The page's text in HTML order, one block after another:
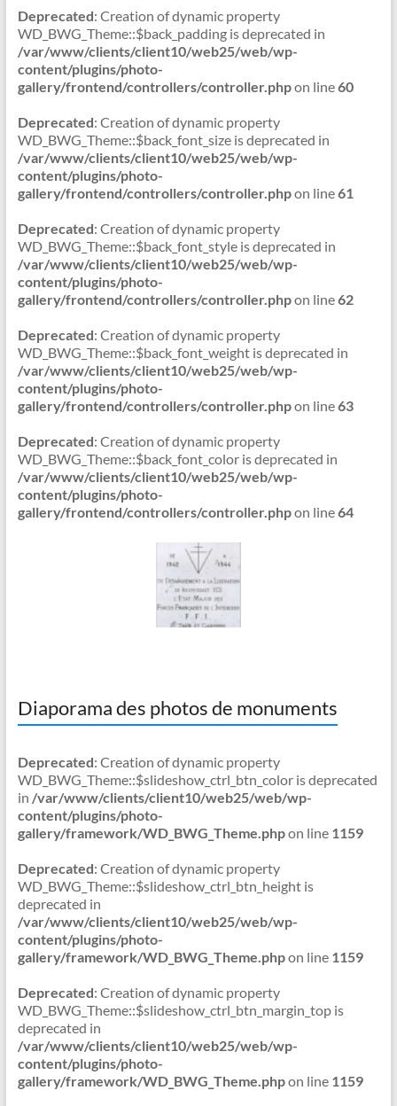
Deprecated: Creation of dynamic property
WD_BWG_Theme::$back_padding is deprecated in
/var/www/clients/client10/web25/web/wp-
content/plugins/photo-
gallery/frontend/controllers/controller.phpon line60
Deprecated: Creation of dynamic property
WD_BWG_Theme::$back_font_size is deprecated in
/var/www/clients/client10/web25/web/wp-
content/plugins/photo-
gallery/frontend/controllers/controller.phpon line61
Deprecated: Creation of dynamic property
WD_BWG_Theme::$back_font_style is deprecated in
/var/www/clients/client10/web25/web/wp-
content/plugins/photo-
gallery/frontend/controllers/controller.phpon line62
Deprecated: Creation of dynamic property
WD_BWG_Theme::$back_font_weight is deprecated in
/var/www/clients/client10/web25/web/wp-
content/plugins/photo-
gallery/frontend/controllers/controller.phpon line63
Deprecated: Creation of dynamic property
WD_BWG_Theme::$back_font_color is deprecated in
/var/www/clients/client10/web25/web/wp-
content/plugins/photo-
gallery/frontend/controllers/controller.phpon line64
Diaporama des photos de monuments
Deprecated: Creation of dynamic property
WD_BWG_Theme::$slideshow_ctrl_btn_color is deprecated
in /var/www/clients/client10/web25/web/wp-
content/plugins/photo-
gallery/framework/WD_BWG_Theme.phpon line 1159
Deprecated: Creation of dynamic property
WD_BWG_Theme::$slideshow_ctrl_btn_height is
deprecated in
/var/www/clients/client10/web25/web/wp-
content/plugins/photo-
gallery/framework/WD_BWG_Theme.phpon line 1159
Deprecated: Creation of dynamic property
WD_BWG_Theme::$slideshow_ctrl_btn_margin_top is
deprecated in
/var/www/clients/client10/web25/web/wp-
content/plugins/photo-
gallery/framework/WD_BWG_Theme.phpon line 1159